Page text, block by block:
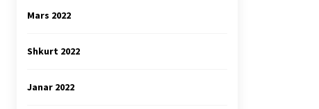
Mars 2022
Shkurt 2022
Janar 2022